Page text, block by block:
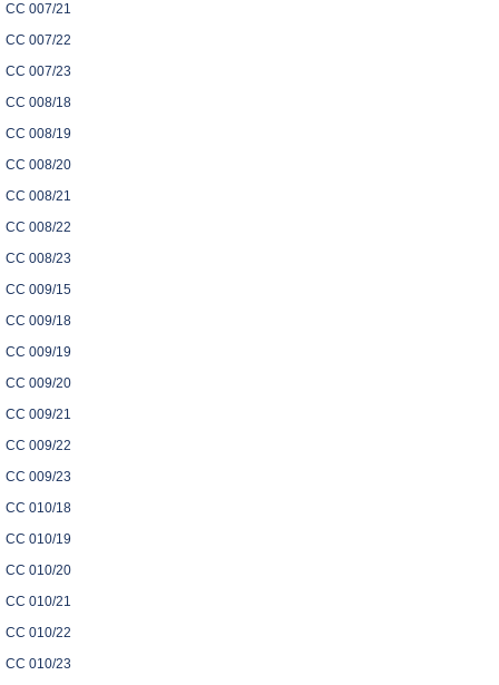
CC 007/21
CC 007/22
CC 007/23
CC 008/18
CC 008/19
CC 008/20
CC 008/21
CC 008/22
CC 008/23
CC 009/15
CC 009/18
CC 009/19
CC 009/20
CC 009/21
CC 009/22
CC 009/23
CC 010/18
CC 010/19
CC 010/20
CC 010/21
CC 010/22
CC 010/23